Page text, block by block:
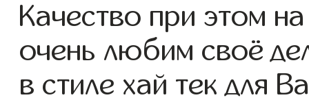
Качество при этом
очень любим своё
в стиле хай тек для